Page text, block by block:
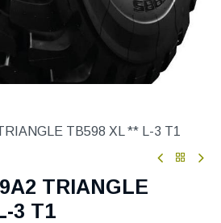
TB598 XL ** L-3 T1
TRIANGLE
3 T1